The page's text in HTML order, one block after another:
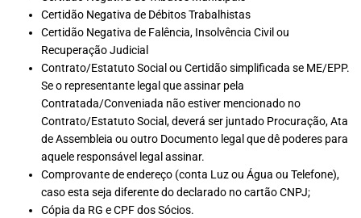
Certidão Negativa de Débitos Trabalhistas
Certidão Negativa de Falência, Insolvência Civil ou
Recuperação Judicial
Contrato/Estatuto Social ou Certidão simplificada se ME/EPP.
Se o representante legal que assinar pela
Contratada/Conveniada não estiver mencionado no
Contrato/Estatuto Social, deverá ser juntado Procuração, Ata
de Assembleia ou outro Documento legal que dê poderes para
aquele responsável legal assinar.
Comprovante de endereço (conta Luz ou Água ou Telefone),
caso esta seja diferente do declarado no cartão CNPJ;
Cópia da RG e CPF dos Sócios.